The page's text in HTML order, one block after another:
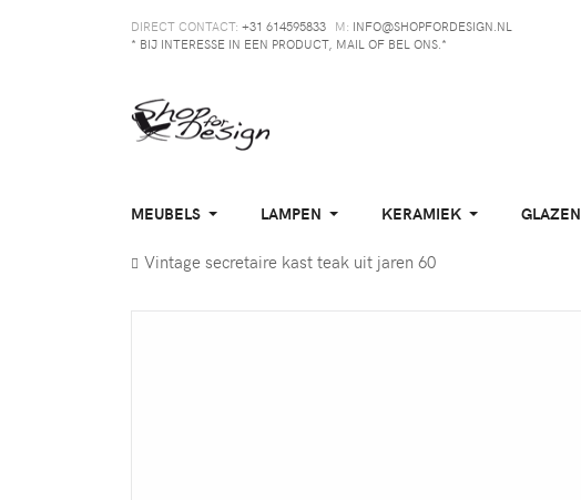
DIRECT CONTACT: +31 614595833 M: INFO@SHOPFORDESIGN.NL
* BIJ INTERESSE IN EEN PRODUCT, MAIL OF BEL ONS.*
MEUBELS LAMPEN KERAMIEK GLAZEN
Vintage secretaire kast teak uit jaren 60